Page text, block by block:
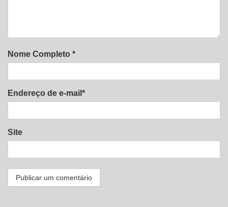
Nome Completo *
Endereço de e-mail*
Site